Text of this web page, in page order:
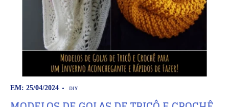
EM: 25/04/2024 DIY